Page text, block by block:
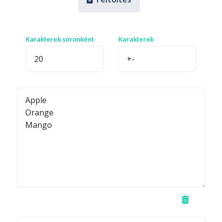
Karakterek soronként Karakterek